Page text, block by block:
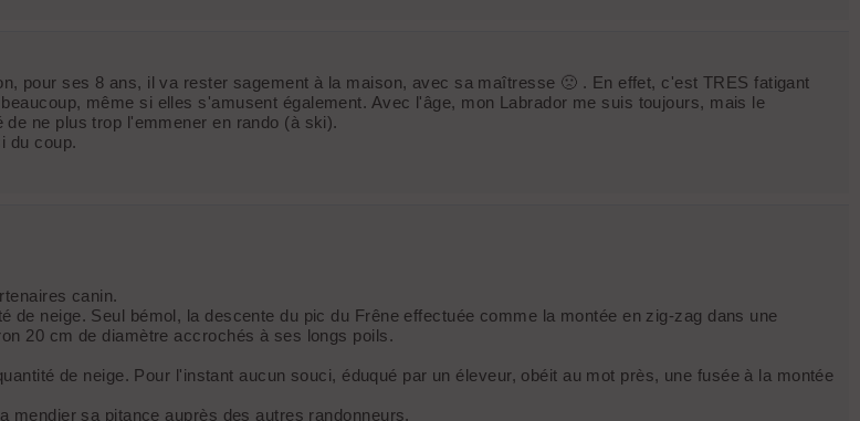
pour ses 8 ans, il va rester sagement à la maison, avec sa maîtresse 🙁 . En effet, c'est TRES fatigant
même si elles s'amusent également. Avec l'âge, mon Labrador me suis toujours, mais le
ne plus trop l'emmener en rando (à ski).
du coup.
canin.
neige. Seul bémol, la descente du pic du Frêne effectuée comme la montée en zig-zag dans une
20 cm de diamètre accrochés à ses longs poils.
de neige. Pour l'instant aucun souci, éduqué par un éleveur, obéit au mot près, une fusée à la montée
sa pitance auprès des autres randonneurs.